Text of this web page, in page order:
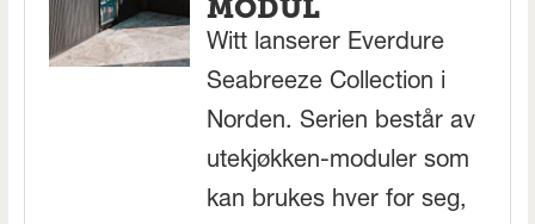
MODUL
Witt lanserer Everdure
Seabreeze Collection i
Norden. Serien består av
utekjøkken-moduler som
kan brukes hver for seg,